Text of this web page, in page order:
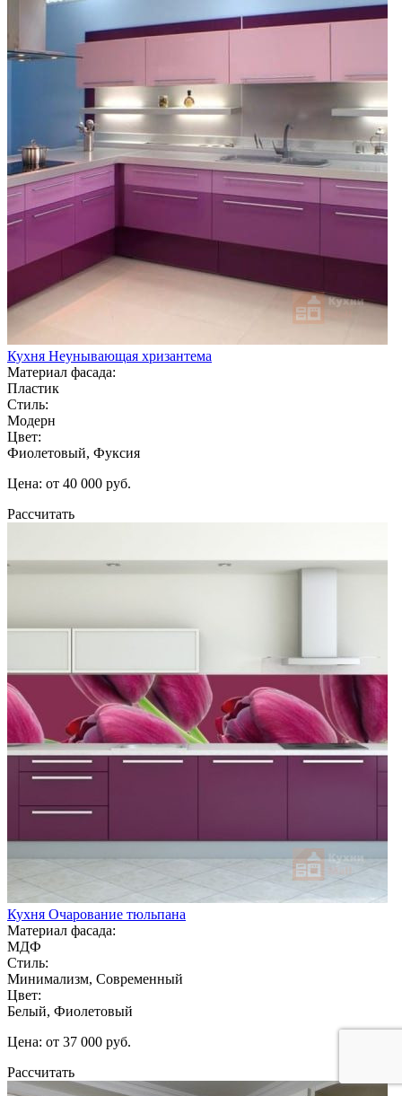
Кухня Неунывающая хризантема
Материал фасада:
Пластик
Стиль:
Модерн
Цвет:
Фиолетовый, Фуксия
Цена: от 40 000 руб.
Рассчитать
Кухня Очарование тюльпана
Материал фасада:
МДФ
Стиль:
Минимализм, Современный
Цвет:
Белый, Фиолетовый
Цена: от 37 000 руб.
Рассчитать